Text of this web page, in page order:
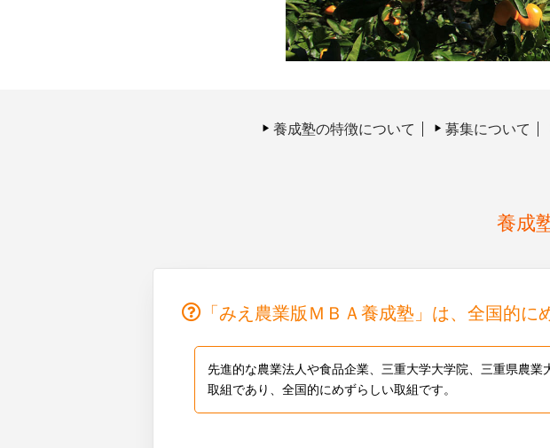
養成塾の特徴について 募集について
養成
「みえ農業版ＭＢＡ養成塾」は、全国的に
先進的な農業法人や食品企業、三重大学大学院、三重県農
取組であり、全国的にめずらしい取組です。